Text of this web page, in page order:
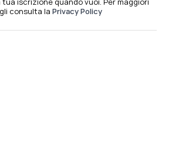
consulta la Privacy Policy